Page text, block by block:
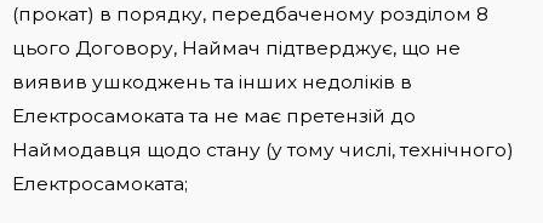
(прокат) в порядку, передбаченому розділом 8
цього Договору, Наймач підтверджує, що не
виявив ушкоджень та інших недоліків в
Електросамоката та не має претензій до
Наймодавця щодо стану (у тому числі, технічного)
Електросамоката;